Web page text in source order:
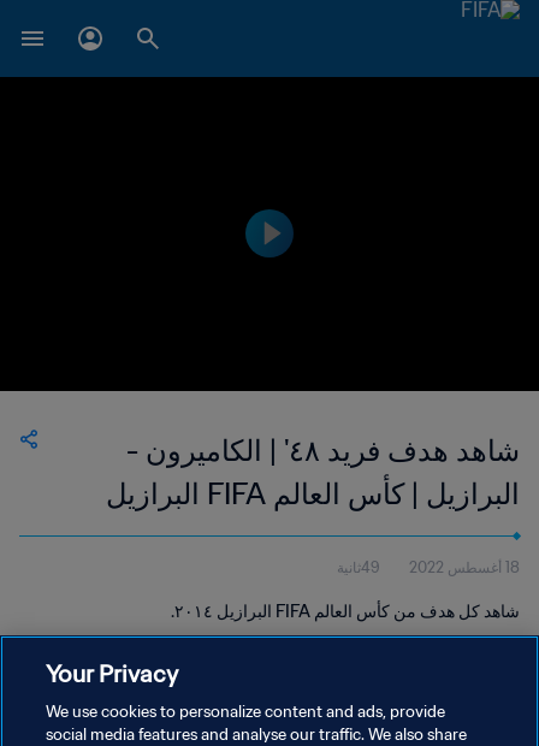
شاهد هدف فريد ٤٨' | الكاميرون -
البرازيل | كأس العالم FIFA البرازيل
٢٠١٤
18 أغسطس 2022 49ثانية
شاهد كل هدف من كأس العالم FIFA البرازيل ٢٠١٤.
Your Privacy
We use cookies to personalize content and ads, provide
social media features and analyse our traffic. We also share